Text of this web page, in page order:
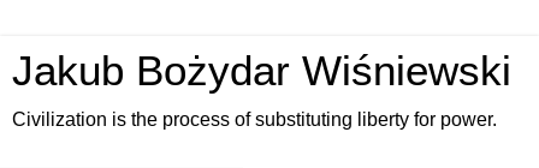
Jakub Bożydar Wiśniewski
Civilization is the process of substituting liberty for power.